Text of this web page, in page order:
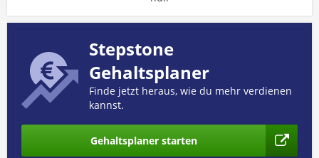
Stepstone
Gehaltsplaner
Finde jetzt heraus, wie du mehr verdienen
kannst.
Gehaltsplaner starten